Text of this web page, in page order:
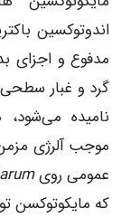
اندوتوکسین
مدفوع و اجزای
نامیده
موجب آلرژی
عمومی روی
که مایکوتوکسن